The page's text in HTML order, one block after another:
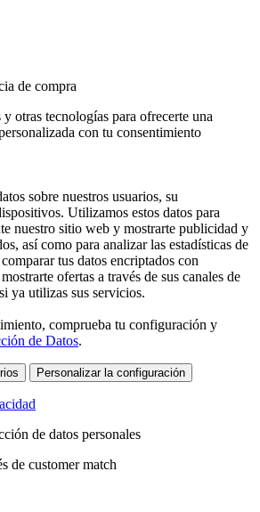
de compra
otras tecnologías para ofrecerte una
con tu consentimiento
sobre nuestros usuarios, su
Utilizamos estos datos para
nuestro sitio web y mostrarte publicidad y
así como para analizar las estadísticas de
tus datos encriptados con
ofertas a través de sus canales de
ya utilizas sus servicios.
comprueba tu configuración y
de Datos.
Personalizar la configuración
de datos personales
de customer match